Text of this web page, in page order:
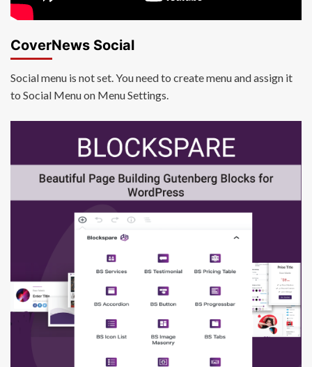
CoverNews Social
Social menu is not set. You need to create menu and assign it
to Social Menu on Menu Settings.